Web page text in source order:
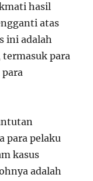
hasil
atas
ini adalah
para
para pelaku
kasus
adalah